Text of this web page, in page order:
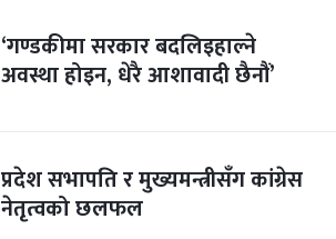
‘गण्डकीमा सरकार बदलिइहाल्ने
अवस्था होइन, धेरै आशावादी छैनौं’
प्रदेश सभापति र मुख्यमन्त्रीसँग कांग्रेस
नेतृत्वको छलफल